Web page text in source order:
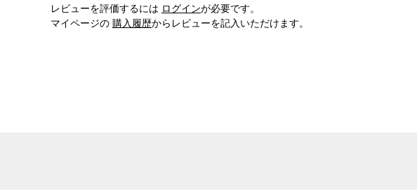
レビューを評価するには ログインが必要です。
マイページの 購入履歴からレビューを記入いただけます。